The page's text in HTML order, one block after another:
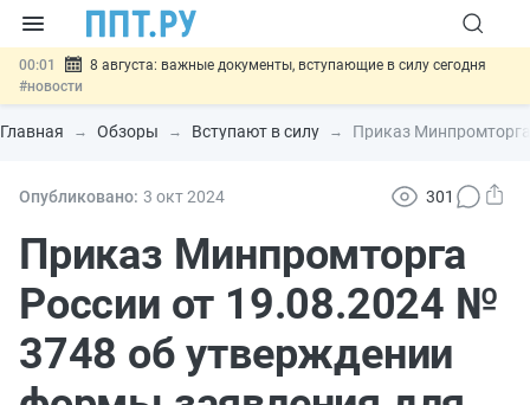
00:01
8 августа: важные документы, вступающие в силу сегодня
#новости
07.08 Подписан закон о блокировке продажи опасных товаров через
«Честный знак»#новости
07.08 Госпошлину за устранение ошибок в документах предлагают
07.08
Разработают единые критерии трудовых и ГПХ-
отношений
#новости
Главная Обзоры Вступают в силу Приказ
Опубликовано: 3 окт2024 301
Приказ Минпромторга
России от 19.08.2024 №
3748 об утверждении